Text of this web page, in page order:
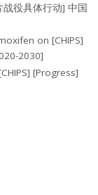
战役具体行动] 中国
on[CHIPS]
2030]
[Progress]